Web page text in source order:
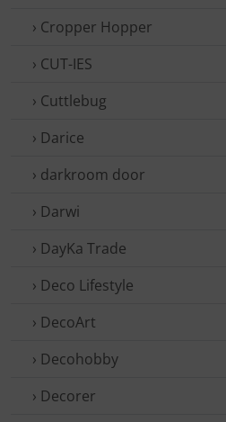
› Cropper Hopper
› CUT-IES
› Cuttlebug
› Darice
› darkroom door
› Darwi
› DayKa Trade
› Deco Lifestyle
› DecoArt
› Decohobby
› Decorer